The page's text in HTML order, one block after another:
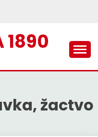
1890
žactvo